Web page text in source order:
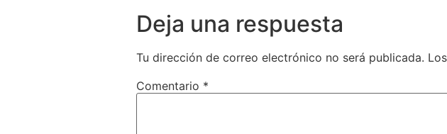
Deja una respuesta
Tu dirección de correo electrónico no será publicada.
Comentario *